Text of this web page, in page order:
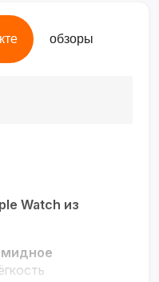
обзоры
Watch из